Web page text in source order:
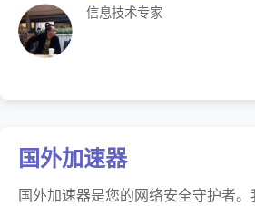
信息技术专家
国外加速器
国外加速器是您的网络安全守护者